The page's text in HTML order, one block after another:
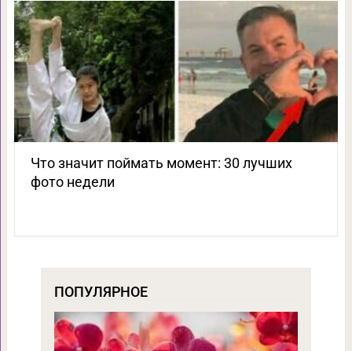
Что значит поймать момент: 30 лучших
фото недели
ПОПУЛЯРНОЕ